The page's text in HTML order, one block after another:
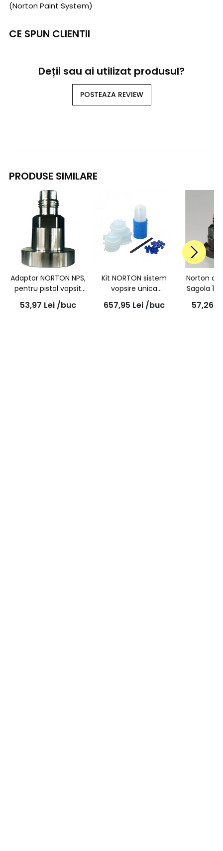
(Norton Paint System)
CE SPUN CLIENTII
Deții sau ai utilizat produsul?
POSTEAZA REVIEW
PRODUSE SIMILARE
Adaptor NORTON NPS,
pentru pistol vopsit
IWATA Nr 43A.1
(Norton Paint
53,97 Lei /buc
Kit NORTON sistem
vopsire unica
folosinta, Paint
Systems Plus - NPS
657,95 Lei /buc
Norton
Sagola
(4100,
57,26